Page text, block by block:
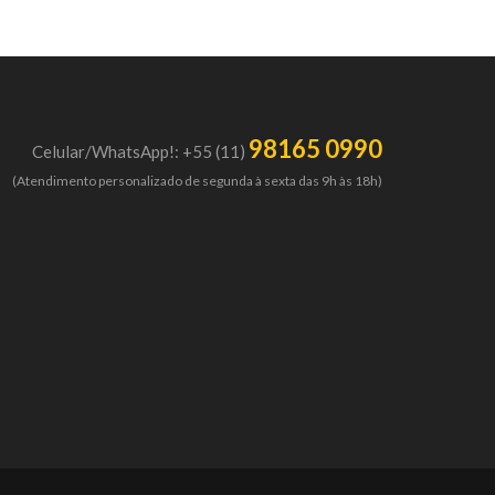
Celular/WhatsApp!: +55 (11) 98165 0990
(Atendimento personalizado de segunda à sexta das 9h às 18h)